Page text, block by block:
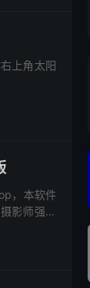
上角太阳
，本软件
影师强大